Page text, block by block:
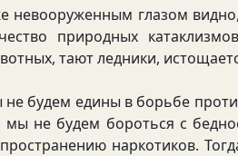
глазом
природных
тают ледники,
будем едины в борьбе
мы не будем бороться с
наркотиков.